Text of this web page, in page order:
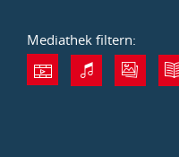
Mediathek filtern: